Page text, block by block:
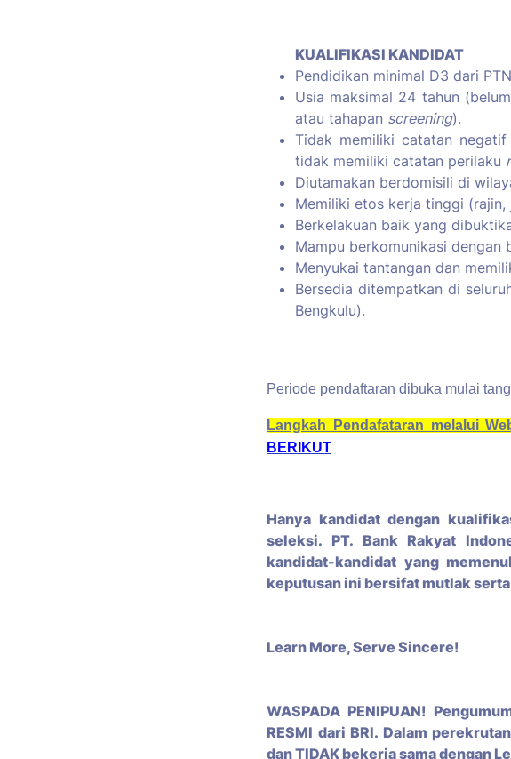
KUALIFIKASI KANDIDAT
Pendidikan minimal D3 dari
Usia maksimal 24 tahun
atau tahapan screening).
Tidak memiliki catatan
tidak memiliki catatan perilaku
Diutamakan berdomisili di
Memiliki etos kerja tinggi (rajin,
Berkelakuan baik yang
Mampu berkomunikasi dengan
Menyukai tantangan dan
Bersedia ditempatkan di
Bengkulu).
Periode pendaftaran dibuka mulai
Langkah Pendafataran melalui
BERIKUT
Hanya kandidat dengan
seleksi. PT. Bank Rakyat
kandidat-kandidat yang
keputusan ini bersifat mutlak
Learn More, Serve Sincere!
WASPADA PENIPUAN!
RESMI dari BRI. Dalam
dan TIDAK bekerja sama dengan